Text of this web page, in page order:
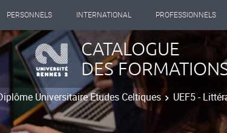
PERSONNELS INTERNATIONAL PROFESSIONNELS
CATALOGUE
DES
Universitaire Etudes Celtiques UEF5 -